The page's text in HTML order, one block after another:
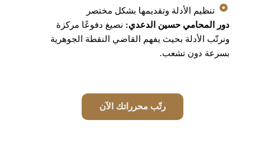
تنظيم الأدلة وتقديمها بشكل مختصر
دور المحامي حسين الدعدي: نصيغ دفوعًا مركزة
ونرتّب الأدلة بحيث يفهم القاضي النقطة الجوهرية
بسرعة دون تشعب.
رتّب محرراتك الآن